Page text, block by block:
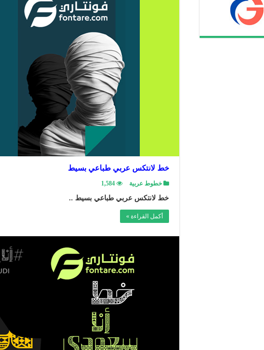
خط لانتكس عربي طباعي بسيط
خطوط عربية 1,584
خط لانتكس عربي طباعي بسيط ..
أكمل القراءة »